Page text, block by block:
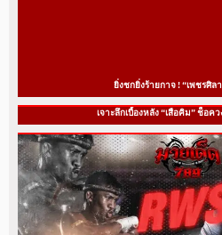
ยิ่งชกยิ่งร้ายกาจ ! “เพชรศิล
เจาะลึกเบื้องหลัง “เสือคิม” ช็อ